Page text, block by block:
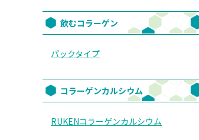
飲むコラーゲン
パックタイプ
コラーゲンカルシウム
RUKENコラーゲンカルシウム